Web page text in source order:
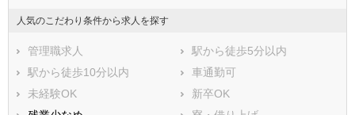
人気のこだわり条件から求人を探す
管理職求人
駅から徒歩5分以内
駅から徒歩10分以内
車通勤可
未経験OK
新卒OK